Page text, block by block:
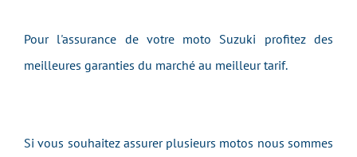
Pour l'assurance de votre moto Suzuki profitez des
meilleures garanties du marché au meilleur tarif.
Si vous souhaitez assurer plusieurs motos nous sommes